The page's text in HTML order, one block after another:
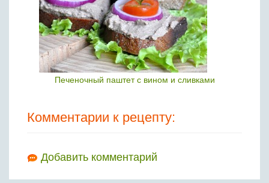
Печеночный паштет с вином и сливками
Комментарии к рецепту:
Добавить комментарий